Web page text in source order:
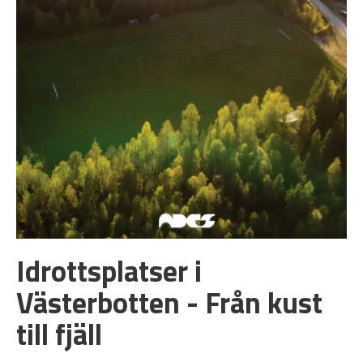
Idrottsplatser i
Västerbotten - Från kust
till fjäll